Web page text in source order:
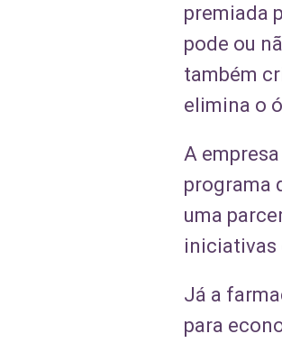
premiada
pode ou
também
elimina o
A
programa
uma
iniciativas
Já a
para